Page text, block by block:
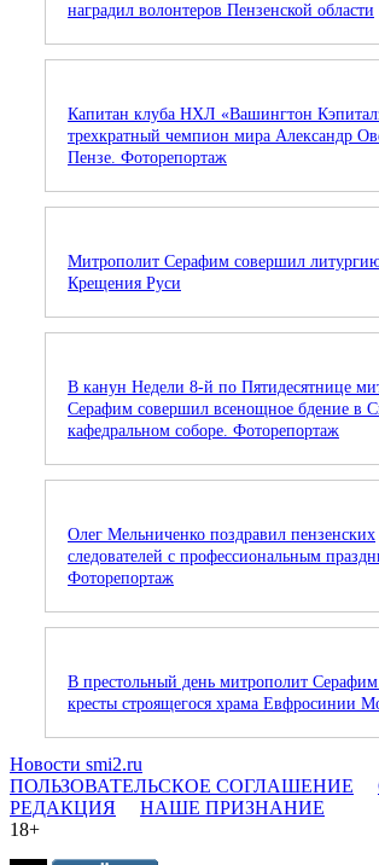
наградил волонтеров Пензенской области
Капитан клуба НХЛ «Вашингтон
трехкратный чемпион мира Александр
Пензе. Фоторепортаж
Митрополит Серафим совершил
Крещения Руси
В канун Недели 8-й по Пятидесятнице
Серафим совершил всенощное бдение в
кафедральном соборе. Фоторепортаж
Олег Мельниченко поздравил пензенских
следователей с профессиональным
Фоторепортаж
В престольный день митрополит Серафим
кресты строящегося храма Евфросинии
Новости smi2.ru
ПОЛЬЗОВАТЕЛЬСКОЕ СОГЛАШЕНИЕ
РЕДАКЦИЯ
НАШЕ ПРИЗНАНИЕ
18+